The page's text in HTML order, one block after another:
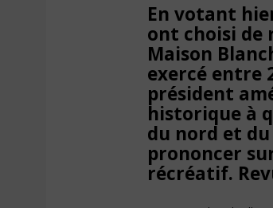
En votant
ont choisi de
Maison
exercé entre
président
historique à
du nord et
prononcer
récréatif.